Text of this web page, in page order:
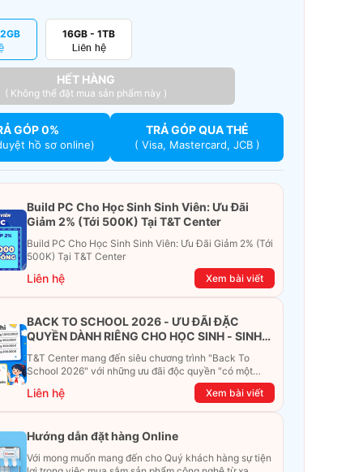
16GB - 1TB
Liên hệ
HẾT HÀNG
( Không thể đặt mua sản phẩm này )
GÓP 0%
hồ sơ online)
TRẢ GÓP QUA THẺ
( Visa, Mastercard, JCB )
Build PC Cho Học Sinh Sinh Viên: Ưu Đãi
Giảm 2% (Tới 500K) Tại T&T Center
Build PC Cho Học Sinh Sinh Viên: Ưu Đãi Giảm 2% (Tới
500K) Tại T&T Center
Liên hệ Xem bài viết
BACK TO SCHOOL 2026 - ƯU ĐÃI ĐẶC
QUYỀN DÀNH RIÊNG CHO HỌC SINH - SINH
T&T Center mang đến siêu chương trình "Back To
School 2026" với những ưu đãi độc quyền "có một
không hai". Đừng để chiếc ví phải "ét-ô-ét", cùng
khám phá ngay ưu đãi siêu khủng dưới đây nhé!
Liên hệ Xem bài viết
Hướng dẫn đặt hàng Online
Với mong muốn mang đến cho Quý khách hàng sự tiện